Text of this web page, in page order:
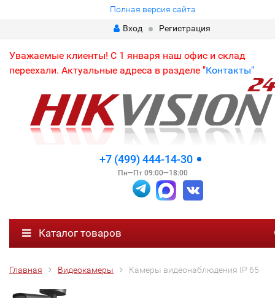
Полная версия сайта
Вход
Регистрация
Уважаемые клиенты! С 1 января наш офис и склад
переехали. Актуальные адреса в разделе "Контакты"
+7 (499) 444-14-30
Пн—Пт 09:00—18:00
Каталог товаров
Главная Видеокамеры Камеры видеонаблюдения IP 65